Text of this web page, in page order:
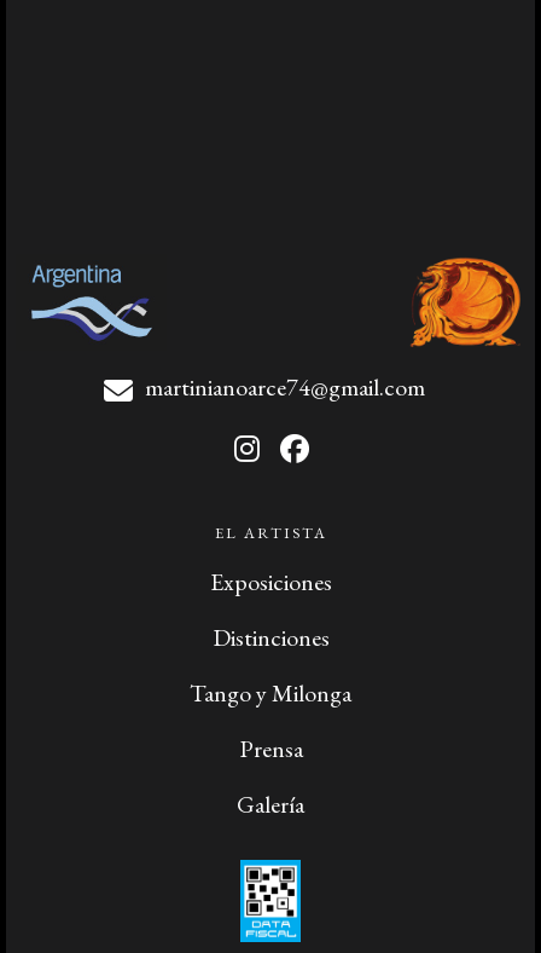
martinianoarce74@gmail.com
EL ARTISTA
Exposiciones
Distinciones
Tango y Milonga
Prensa
Galería